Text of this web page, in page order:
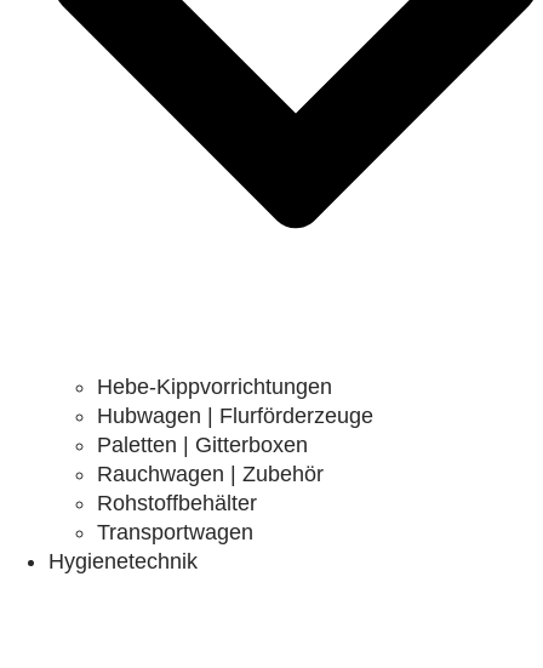
Hebe-Kippvorrichtungen
Hubwagen | Flurförderzeuge
Paletten | Gitterboxen
Rauchwagen | Zubehör
Rohstoffbehälter
Transportwagen
Hygienetechnik